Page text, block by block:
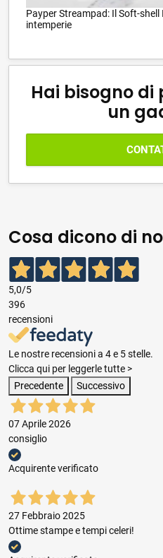
Payper Streampad: Il Soft-
intemperie
Hai bisogno di
un
Cosa dicono di
5,0/5
396
recensioni
Le nostre recensioni a 4 e 5 stelle.
Clicca qui per leggerle tutte >
Precedente
Successivo
07 Aprile 2026
consiglio
Acquirente verificato
27 Febbraio 2025
Ottime stampe e tempi celeri!